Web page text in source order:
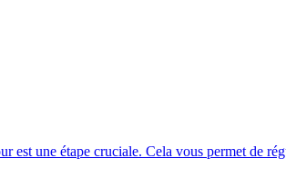
une étape cruciale. Cela vous permet de